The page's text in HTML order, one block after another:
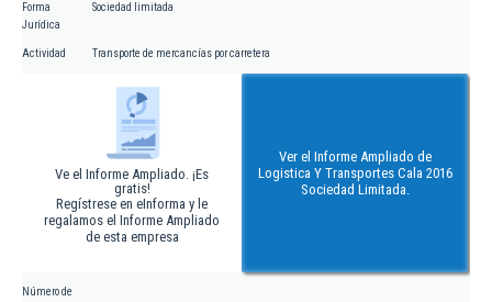
Forma
Jurídica
Sociedad limitada
Actividad Transporte de mercancías por carretera
Ve el Informe Ampliado. ¡Es
gratis!
Regístrese en eInforma y le
regalamos el Informe Ampliado
de esta empresa
Ver el Informe Ampliado de
Logistica Y Transportes Cala 2016
Sociedad Limitada.
Número de